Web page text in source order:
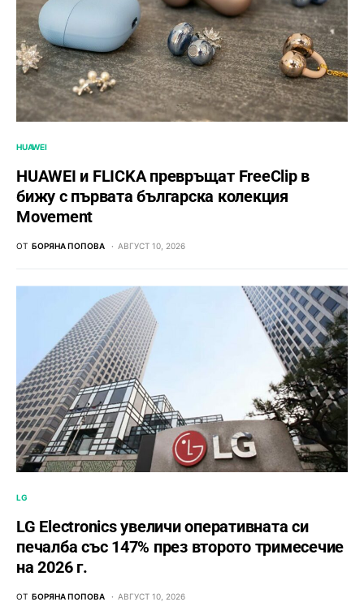
HUAWEI
HUAWEI и FLICKA превръщат FreeClip в
бижу с първата българска колекция
Movement
ОТ БОРЯНА ПОПОВА АВГУСТ 10, 2026
LG
LG Electronics увеличи оперативната си
печалба със 147% през второто тримесечие
на 2026 г.
ОТ БОРЯНА ПОПОВА АВГУСТ 10, 2026